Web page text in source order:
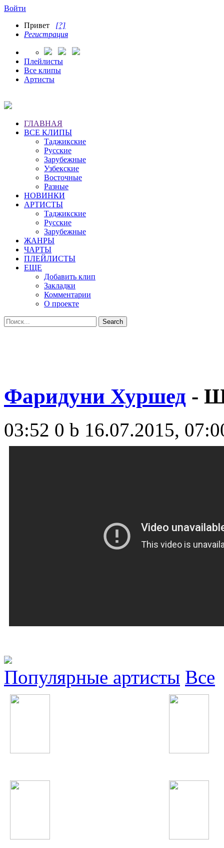
Войти
Привет [?]
Регистрация
Плейлисты
Все клипы
Артисты
ГЛАВНАЯ
ВСЕ КЛИПЫ
Таджикские
Русские
Зарубежные
Узбекские
Восточные
Разные
НОВИНКИ
АРТИСТЫ
Таджикские
Русские
Зарубежные
ЖАНРЫ
ЧАРТЫ
ПЛЕЙЛИСТЫ
ЕЩЕ
Добавить клип
Закладки
Комментарии
О проекте
Фаридуни Хуршед -
03:52 0 b 16.07.2015,
Популярные артисты Все